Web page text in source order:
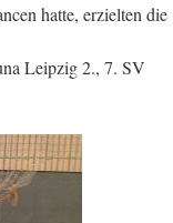
hatte, erzielten die
Leipzig 2., 7. SV